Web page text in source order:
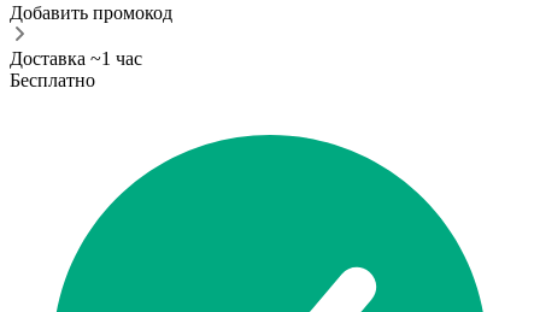
Добавить промокод
Доставка ~1 час
Бесплатно